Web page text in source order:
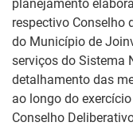
planejamento
respectivo Conselho
do Município de
serviços do Sistema
detalhamento das
ao longo do
Conselho